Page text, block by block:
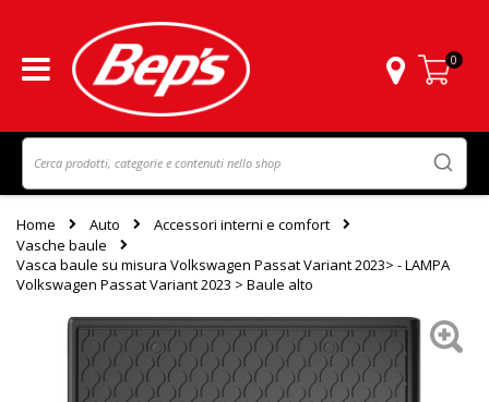
Carrello
0
Home Auto
Accessori interni e comfort
Vasche baule
Vasca baule su misura Volkswagen Passat Variant 2023> - LAMPA
Volkswagen Passat Variant 2023 > Baule alto